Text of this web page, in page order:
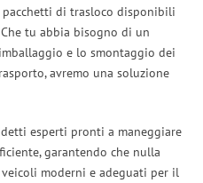
di trasloco disponibili
Che tu abbia bisogno di un
e lo smontaggio dei
avremo una soluzione
esperti pronti a maneggiare
garantendo che nulla
moderni e adeguati per il